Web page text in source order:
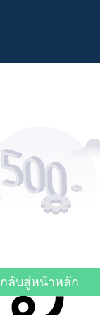
กลับสู่หน้าหลัก